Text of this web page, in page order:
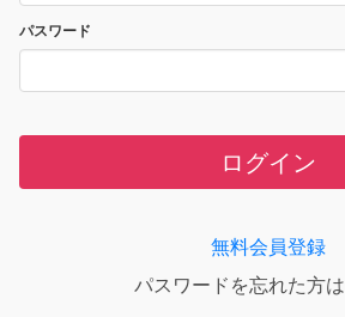
パスワード
ログイン
無料会員登録
パスワードを忘れた方は